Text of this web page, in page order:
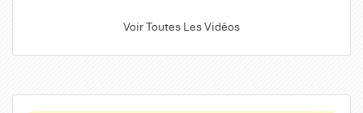
Voir Toutes Les Vidéos